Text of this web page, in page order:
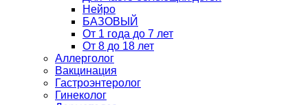
Нейро
БАЗОВЫЙ
От 1 года до 7 лет
От 8 до 18 лет
Аллерголог
Вакцинация
Гастроэнтеролог
Гинеколог